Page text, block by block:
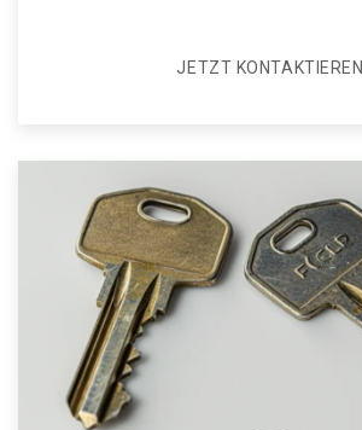
JETZT KONTAKTIEREN